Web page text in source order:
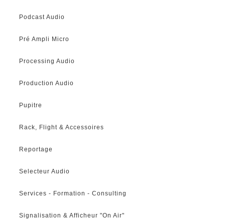
Podcast Audio
Pré Ampli Micro
Processing Audio
Production Audio
Pupitre
Rack, Flight & Accessoires
Reportage
Selecteur Audio
Services - Formation - Consulting
Signalisation & Afficheur "On Air"